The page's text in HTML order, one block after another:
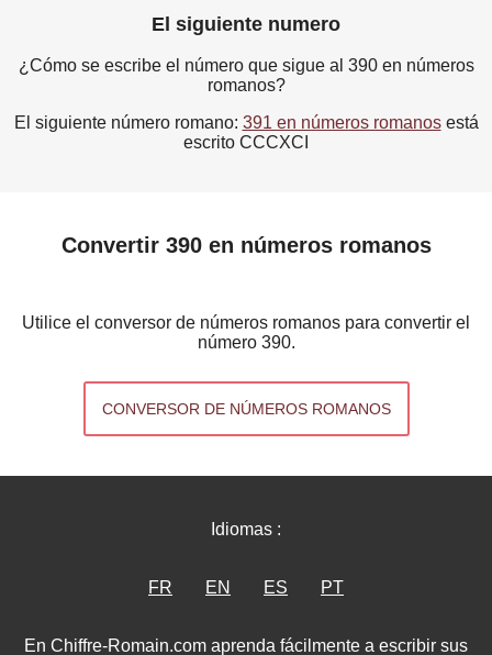
El siguiente numero
¿Cómo se escribe el número que sigue al 390 en números
romanos?
El siguiente número romano: 391 en números romanosestá
escrito CCCXCI
Convertir 390 en números romanos
Utilice el conversor de números romanos para convertir el
número 390.
CONVERSOR DE NÚMEROS ROMANOS
Idiomas :
FR EN ES PT
En Chiffre-Romain.com aprenda fácilmente a escribir sus